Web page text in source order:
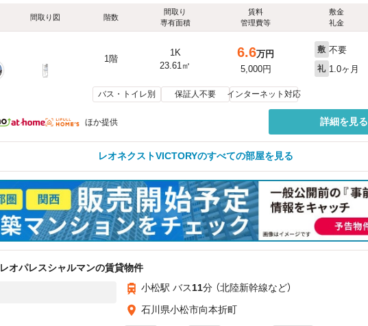
間取り図 階数
間取り
専有面積
賃料
管理費等
敷金
礼金
1階
1K
23.61㎡
6.6万円
5,000円
敷 不要
礼 1.0ヶ月
バス・トイレ別 保証人不要 インターネット対応
ほか提供 詳細を見る
レオネクストVICTORYのすべての部屋を見る
レオパレスシャルマンの賃貸物件
小松駅 バス11分 （北陸新幹線など）
石川県小松市向本折町